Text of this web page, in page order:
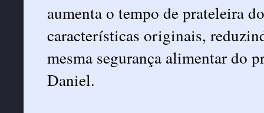
aumenta o tempo de prateleira
características originais,
mesma segurança alimentar do
Daniel.